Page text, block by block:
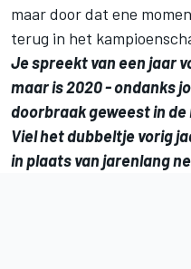
maar door dat ene
terug in het
Je spreekt van een jaar
maar is 2020 - ondanks
doorbraak geweest in de
Viel het dubbeltje vorig
in plaats van jarenlang